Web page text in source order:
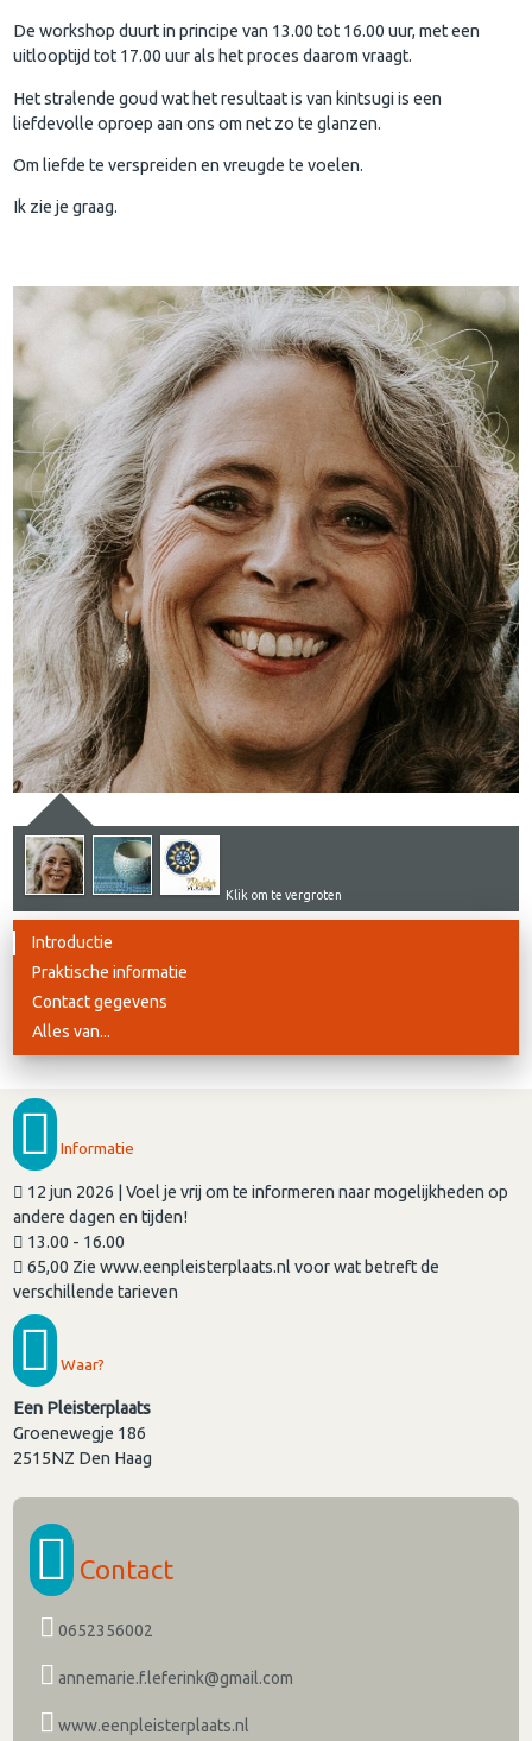
De workshop duurt in principe van 13.00 tot 16.00 uur, met een
uitlooptijd tot 17.00 uur als het proces daarom vraagt.
Het stralende goud wat het resultaat is van kintsugi is een
liefdevolle oproep aan ons om net zo te glanzen.
Om liefde te verspreiden en vreugde te voelen.
Ik zie je graag.
Klik om te vergroten
Introductie
Praktische informatie
Contact gegevens
Alles van...
Informatie
12 jun 2026 | Voel je vrij om te informeren naar mogelijkheden op
andere dagen en tijden!
13.00 - 16.00
65,00 Zie www.eenpleisterplaats.nl voor wat betreft de
verschillende tarieven
Waar?
Een Pleisterplaats
Groenewegje 186
2515NZ Den Haag
Contact
0652356002
annemarie.f.leferink@gmail.com
www.eenpleisterplaats.nl